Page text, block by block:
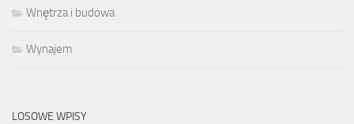
Wnętrza i budowa
Wynajem
LOSOWE WPISY